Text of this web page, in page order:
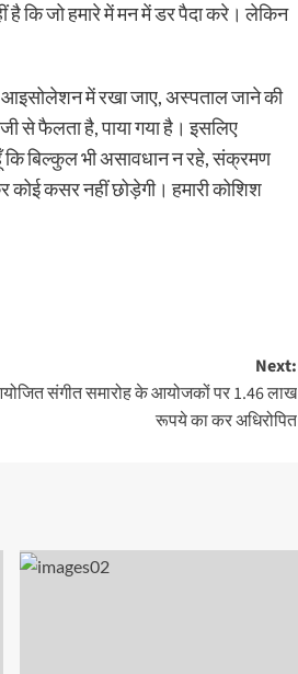
है कि जो हमारे में मन में डर पैदा करे। लेकिन
आइसोलेशन में रखा जाए, अस्पताल जाने की
से फैलता है, पाया गया है। इसलिए
कि बिल्कुल भी असावधान न रहे, संक्रमण
कसर नहीं छोड़ेगी। हमारी कोशिश
Next:
संगीत समारोह के आयोजकों पर 1.46 लाख
रूपये का कर अधिरोपित